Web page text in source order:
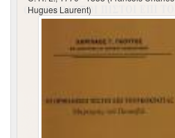
Hugues Laurent)